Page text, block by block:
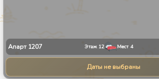
Апарт 1207 Этаж 12 Мест 4
Даты не выбраны